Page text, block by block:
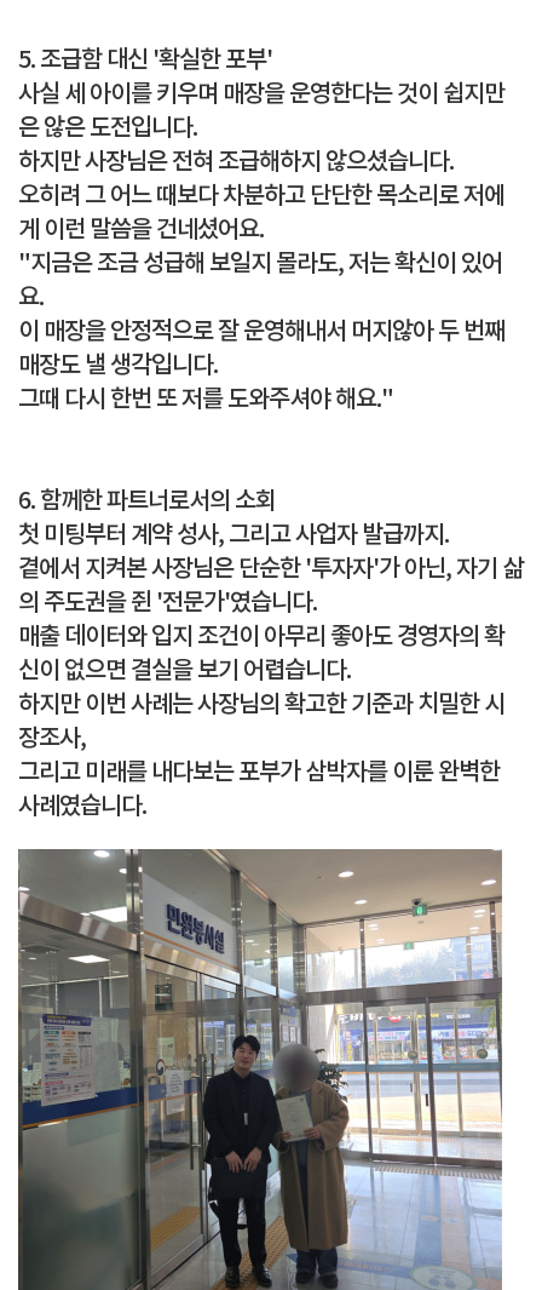
5. 조급함 대신 '확실한 포부'
사실 세 아이를 키우며 매장을 운영한다는 것이 쉽지만
은 않은 도전입니다.
하지만 사장님은 전혀 조급해하지 않으셨습니다.
오히려 그 어느 때보다 차분하고 단단한 목소리로 저에
게 이런 말씀을 건네셨어요.
"지금은 조금 성급해 보일지 몰라도, 저는 확신이 있어
요.
이 매장을 안정적으로 잘 운영해내서 머지않아 두 번째
매장도 낼 생각입니다.
그때 다시 한번 또 저를 도와주셔야 해요."
6. 함께한 파트너로서의 소회
첫 미팅부터 계약 성사, 그리고 사업자 발급까지.
곁에서 지켜본 사장님은 단순한 '투자자'가 아닌, 자기 삶
의 주도권을 쥔 '전문가'였습니다.
매출 데이터와 입지 조건이 아무리 좋아도 경영자의 확
신이 없으면 결실을 보기 어렵습니다.
하지만 이번 사례는 사장님의확고한 기준과치밀한 시
장조사,
그리고미래를 내다보는 포부가 삼박자를 이룬 완벽한
사례였습니다.